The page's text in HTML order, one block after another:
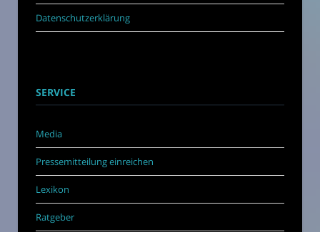
Datenschutzerklärung
SERVICE
Media
Pressemitteilung einreichen
Lexikon
Ratgeber